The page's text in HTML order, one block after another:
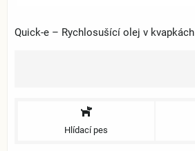
Quick-e – Rychlosušící olej v kvapkách
Hlídací pes